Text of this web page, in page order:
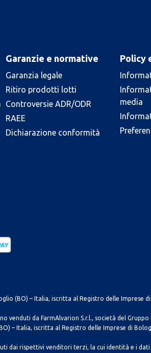
Garanzie e normative
Garanzia legale
Ritiro prodotti lotti
Controversie ADR/ODR
RAEE
Dichiarazione conformità
Policy
media
(BO) – Italia, iscritta al Registro delle Imprese
da FarmAlvarion S.r.l., società del Gruppo
– Italia, iscritta al Registro delle Imprese di
dai rispettivi venditori terzi, la cui identità e i